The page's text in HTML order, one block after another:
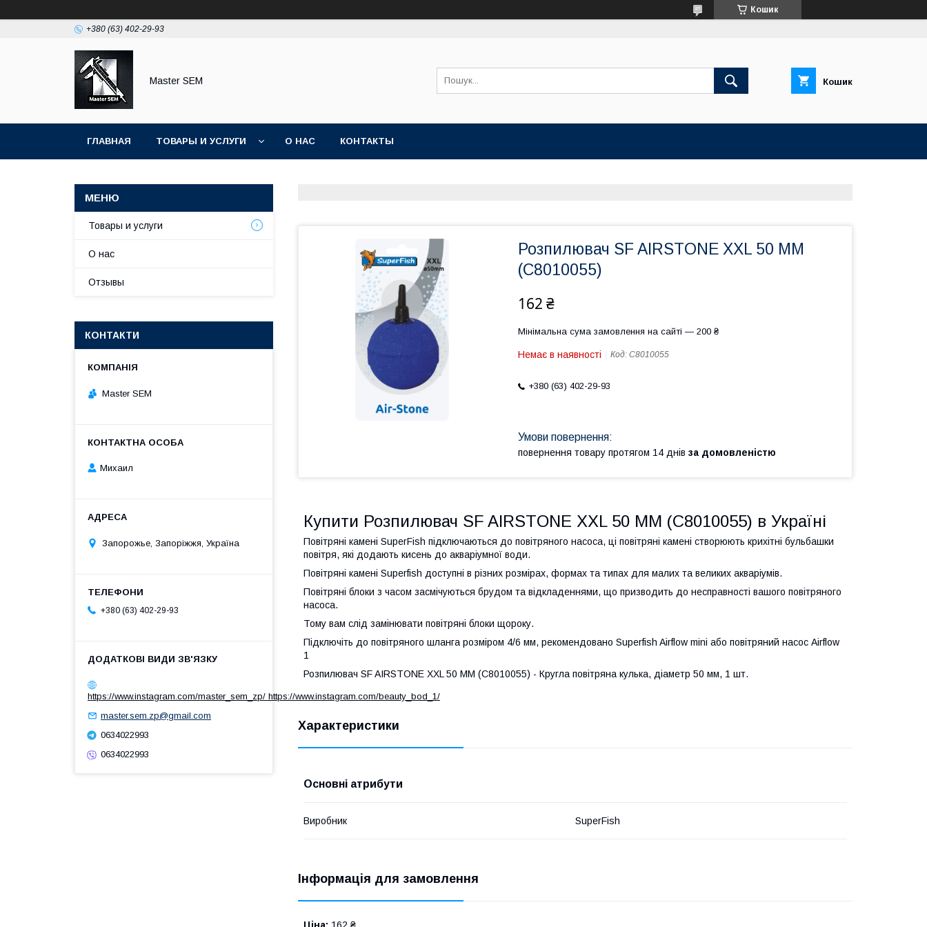
Кошик
+380 (63) 402-29-93
Master SEM Кошик
ГЛАВНАЯ ТОВАРЫ И УСЛУГИ О НАС КОНТАКТЫ
Розпилювач SF AIRSTONE XXL 50 MM
(C8010055)
162 ₴
Мінімальна сума замовлення на сайті — 200 ₴
Немає в наявності Код: C8010055
+380 (63) 402-29-93
повернення товару протягом 14 днів за домовленістю
Купити Розпилювач SF AIRSTONE XXL 50 MM (C8010055) в Україні
Повітряні камені SuperFish підключаються до повітряного насоса, ці повітряні камені створюють крихітні бульбашки
повітря, які додають кисень до акваріумної води.
Повітряні камені Superfish доступні в різних розмірах, формах та типах для малих та великих акваріумів.
Повітряні блоки з часом засмічуються брудом та відкладеннями, що призводить до несправності вашого повітряного
насоса.
Тому вам слід замінювати повітряні блоки щороку.
Підключіть до повітряного шланга розміром 4/6 мм, рекомендовано Superfish Airflow mini або повітряний насос Airflow
1
Розпилювач SF AIRSTONE XXL 50 MM (C8010055) - Кругла повітряна кулька, діаметр 50 мм, 1 шт.
Характеристики
Основні атрибути
Виробник SuperFish
Інформація для замовлення
Товары и услуги
О нас
Отзывы
КОНТАКТИ
Master SEM
Михаил
Запорожье, Запоріжжя, Україна
+380 (63) 402-29-93
https://www.instagram.com/master_sem_zp/ https://www.instagram.com/beauty_bod_1/
master.sem.zp@gmail.com
0634022993
0634022993